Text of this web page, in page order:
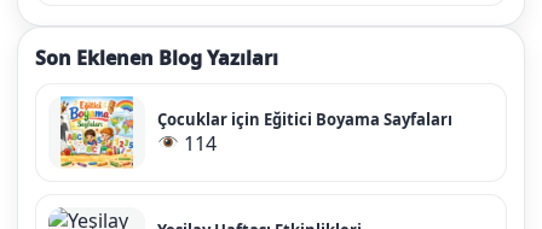
Son Eklenen Blog Yazıları
Çocuklar için Eğitici Boyama Sayfaları
114